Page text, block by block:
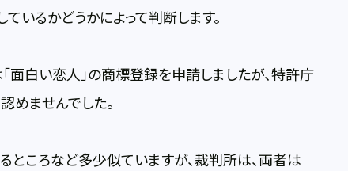
しているかどうかによって判断します。
面白い恋人」の商標登録を申請しましたが、特許庁
めませんでした。
ところなど多少似ていますが、裁判所は、両者は